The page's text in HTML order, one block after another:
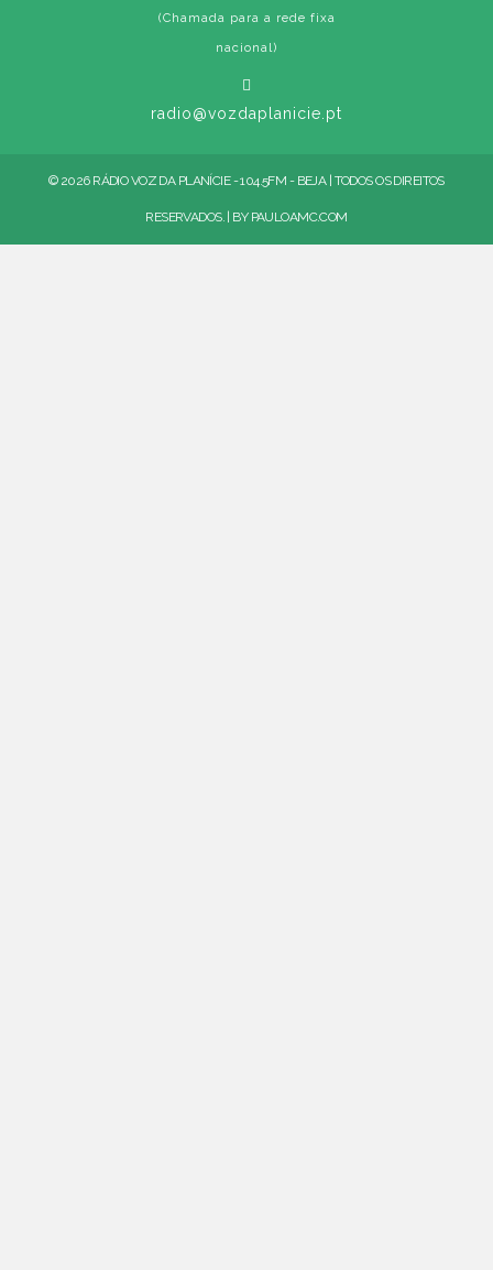
(Chamada para a rede fixa
nacional)
radio@vozdaplanicie.pt
© 2026 RÁDIO VOZ DA PLANÍCIE - 104.5FM - BEJA | TODOS OS DIREITOS
RESERVADOS. | BY PAULOAMC.COM